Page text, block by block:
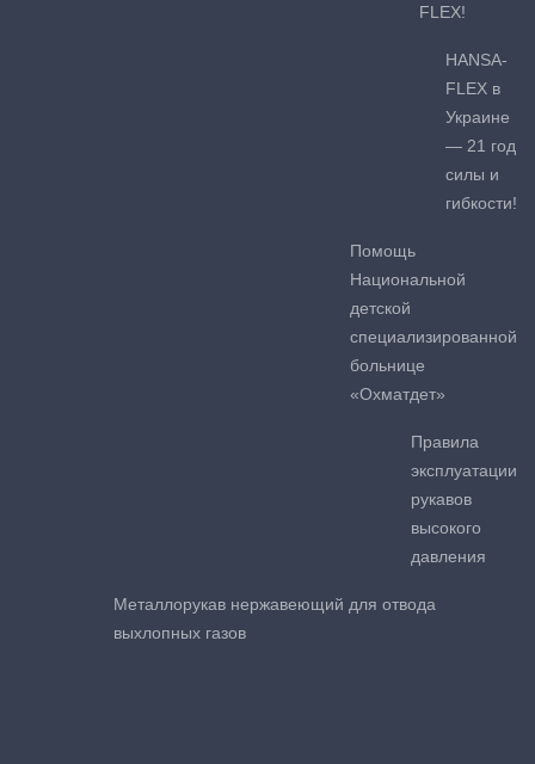
FLEX!
HANSA-
FLEX в
Украине
— 21 год
силы и
гибкости!
Помощь
Национальной
детской
специализированной
больнице
«Охматдет»
Правила
эксплуатации
рукавов
высокого
давления
Металлорукав нержавеющий для отвода
выхлопных газов